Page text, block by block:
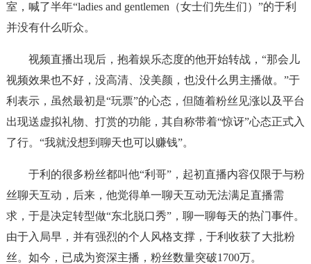
室，喊了半年“ladies and gentlemen（女士们先生们）”的于利
并没有什么听众。
视频直播出现后，抱着娱乐态度的他开始转战，“那会儿
视频效果也不好，没高清、没美颜，也没什么男主播做。”于
利表示，虽然最初是“玩票”的心态，但随着粉丝见涨以及平台
出现送虚拟礼物、打赏的功能，其自称带着“惊讶”心态正式入
了行。“我就没想到聊天也可以赚钱”。
于利的很多粉丝都叫他“利哥”，起初直播内容仅限于与粉
丝聊天互动，后来，他觉得单一聊天互动无法满足直播需
求，于是决定转型做“东北脱口秀”，聊一聊每天的热门事件。
由于入局早，并有强烈的个人风格支撑，于利收获了大批粉
丝。如今，已成为资深主播，粉丝数量突破1700万。